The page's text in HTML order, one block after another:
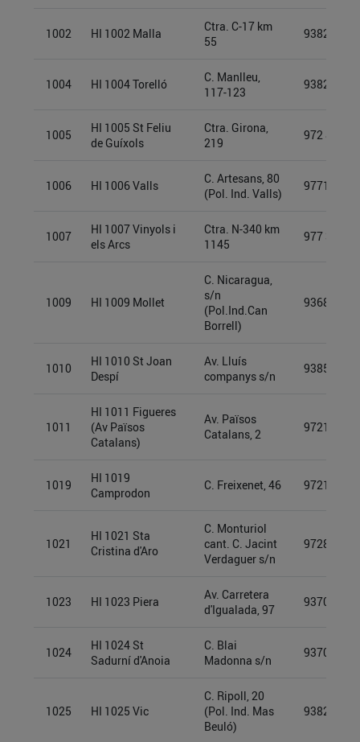
1002 HI 1002 Malla
Ctra. C-17 km
55
1004 HI 1004 Torelló
C. Manlleu,
117-123
1005
HI 1005 St Feliu
de Guíxols
Ctra. Girona,
219
972 80 70
1006 HI 1006 Valls
C. Artesans, 80
(Pol. Ind. Valls)
1007
HI 1007 Vinyols i
els Arcs
Ctra. N-340 km
1145
977 348
1009 HI 1009 Mollet
C. Nicaragua,
s/n
(Pol.Ind.Can
Borrell)
1010
HI 1010 St Joan
Despí
Av. Lluís
companys s/n
1011
HI 1011 Figueres
(Av Països
Catalans)
Av. Països
Catalans, 2
1019
HI 1019
Camprodon
C. Freixenet, 46
1021
HI 1021 Sta
Cristina d'Aro
C. Monturiol
cant. C. Jacint
Verdaguer s/n
1023 HI 1023 Piera
Av. Carretera
d'Igualada, 97
1024
HI 1024 St
Sadurní d'Anoia
C. Blai
Madonna s/n
1025 HI 1025 Vic
C. Ripoll, 20
(Pol. Ind. Mas
Beuló)